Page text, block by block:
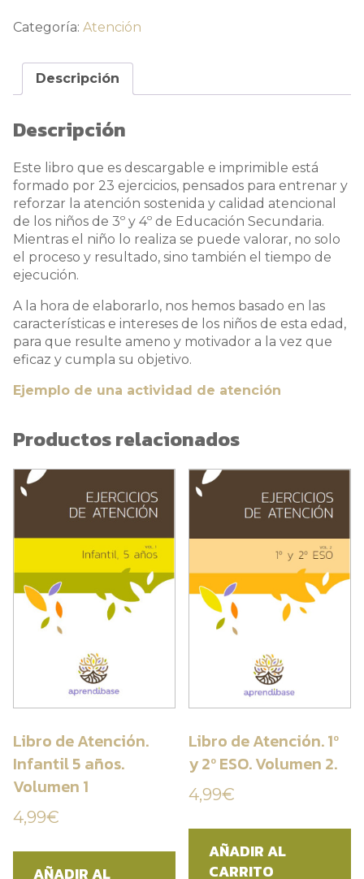
y
ESO.
Volumen
2.
Categoría: Atención
Descripción
Descripción
Este libro que es descargable e imprimible está
formado por 23 ejercicios, pensados para entrenar y
reforzar la atención sostenida y calidad atencional
de los niños de 3º y 4º de Educación Secundaria.
Mientras el niño lo realiza se puede valorar, no solo
el proceso y resultado, sino también el tiempo de
ejecución.
A la hora de elaborarlo, nos hemos basado en las
características e intereses de los niños de esta edad,
para que resulte ameno y motivador a la vez que
eficaz y cumpla su objetivo.
Ejemplo de una actividad de atención
Productos relacionados
Libro de Atención.
Infantil 5 años.
Volumen 1
4,99€
AÑADIR AL
Libro de Atención. 1º
y 2º ESO. Volumen 2.
4,99€
AÑADIR AL
CARRITO